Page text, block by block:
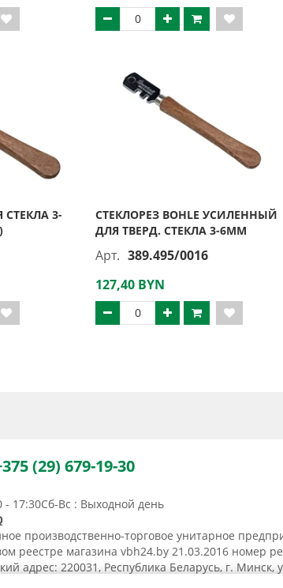
СТЕКЛА 3-
СТЕКЛОРЕЗ BOHLE УСИЛЕННЫЙ
ДЛЯ ТВЕРД. СТЕКЛА 3-6ММ
Арт. 389.495/0016
127,40 BYN
(29) 679-19-30
- 17:30Сб-Вс : Выходной день
производственно-торговое унитарное
реестре магазина vbh24.by 21.03.2016 номер
адрес: 220031, Республика Беларусь, г. Минск,